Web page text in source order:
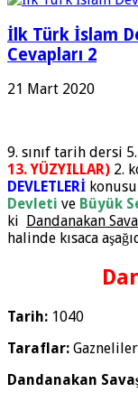
İlk Türk İslam
Cevapları 2
21 Mart 2020
9. sınıf tarih dersi
13. YÜZYILLAR) 2.
DEVLETLERİ
Devleti ve Büyük
ki
Dandanakan
halinde kısaca
Tarih: 1040
Taraflar:
Dandanakan